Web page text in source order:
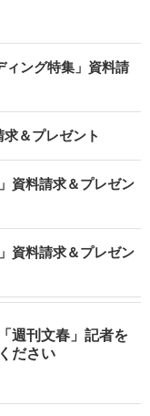
ィング特集」資料請
＆プレゼント
資料請求＆プレゼン
資料請求＆プレゼン
週刊文春」記者を
ださい